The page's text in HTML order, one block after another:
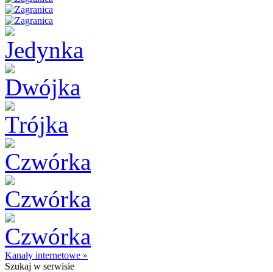
Kanały internetowe »
Szukaj w serwisie